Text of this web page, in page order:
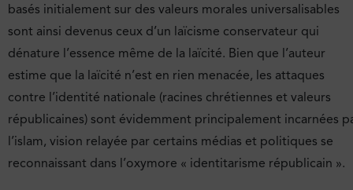
basés initialement sur des valeurs morales universalisables
sont ainsi devenus ceux d’un laïcisme conservateur qui
dénature l’essence même de la laïcité. Bien que l’auteur
estime que la laïcité n’est en rien menacée, les attaques
contre l’identité nationale (racines chrétiennes et valeurs
républicaines) sont évidemment principalement incarnées
l’islam, vision relayée par certains médias et politiques se
reconnaissant dans l’oxymore « identitarisme républicain ».